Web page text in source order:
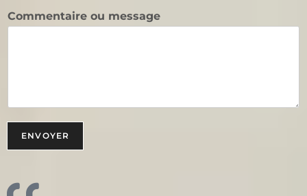
E
-
e
s
E
Commentaire ou message
ENVOYER